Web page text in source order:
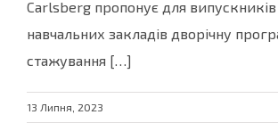
Carlsberg пропонує для
навчальних закладів дворічну
стажування […]
13 Липня, 2023